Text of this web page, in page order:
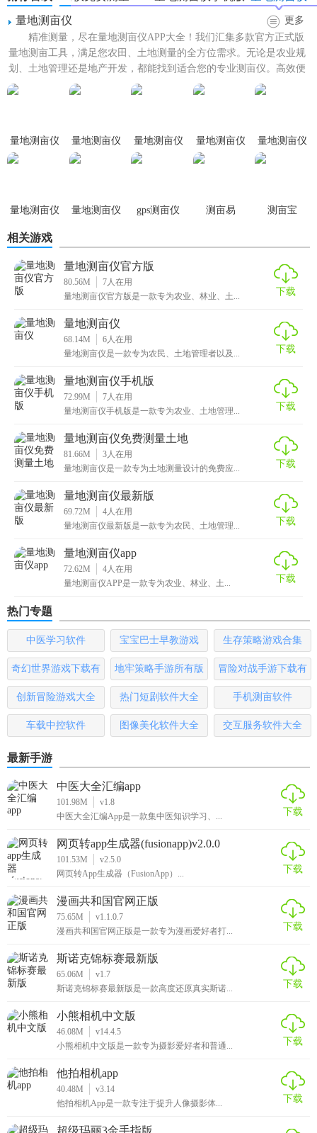
4. 周长计算功能：在测量面积的同时，还可以计算并显示测
量区域的周长。
5. 测量结果导出：支持将测量结果以图片、文本等形式导
出，方便用户进行后续处理和分析。
1. 打开软件并启动GPS定位：确保设备已连接网络并开启GPS
域的边界点，软件将自动根据这些点计算面积和周长。
3. 查看和保存测量结果：完成测量后，软件将显示测量结
果，并支持保存至历史记录中以便后续查看。
4. 导出测量结果：根据需要将测量结果以图片、文本等形式
【量地测亩仪安卓版推荐】
量地测亩仪安卓版以其高精度、多功能、易于操作等特点，
成为了农业、土地管理、地产开发等领域用户进行土地面积
测量的首选工具。无论是专业测量人员还是普通用户，都能
频繁进行土地面积测量的朋友们使用！
量地测亩仪
更多
精准测量，尽在量地测亩仪APP大全！我们汇集多款官方正式版
量地测亩工具，满足您农田、土地测量的全方位需求。无论是农业规
划、土地管理还是地产开发，都能找到适合您的专业测亩仪。高效便
捷，支持多种地形测量，...
量地测亩仪
量地测亩仪
量地测亩仪
量地测亩仪
免费测量土
量地测亩仪
量地测亩仪
量地测亩仪 gps测亩仪 测亩易 测亩宝
相关游戏
量地测亩仪官方版
80.56M 7 人在用
量地测亩仪官方版是一款专为农业、林业、土...
下载
量地测亩仪
68.14M 6 人在用
量地测亩仪是一款专为农民、土地管理者以及...
下载
量地测亩仪手机版
72.99M 7 人在用
量地测亩仪手机版是一款专为农业、土地管理...
下载
量地测亩仪免费测量土地
81.66M 3 人在用
量地测亩仪是一款专为土地测量设计的免费应...
下载
量地测亩仪最新版
69.72M 4 人在用
量地测亩仪最新版是一款专为农民、土地管理...
下载
量地测亩仪app
72.62M 4 人在用
量地测亩仪APP是一款专为农业、林业、土...
下载
热门专题
中医学习软件 宝宝巴士早教游戏 生存策略游戏合集
奇幻世界游戏下载有
哪些
地牢策略手游所有版
本
冒险对战手游下载有
哪些
创新冒险游戏大全 热门短剧软件大全 手机测亩软件
车载中控软件 图像美化软件大全 交互服务软件大全
最新手游
中医大全汇编app
101.98M
v1.8
中医大全汇编App是一款集中医知识学习、...
下载
网页转app生成器(fusionapp)v2.0.0
101.53M
v2.5.0
网页转App生成器（FusionApp）...
下载
漫画共和国官网正版
75.65M
v1.1.0.7
漫画共和国官网正版是一款专为漫画爱好者打...
下载
斯诺克锦标赛最新版
65.06M
v1.7
斯诺克锦标赛最新版是一款高度还原真实斯诺...
下载
小熊相机中文版
46.08M
v14.4.5
小熊相机中文版是一款专为摄影爱好者和普通...
下载
他拍相机app
40.48M
v3.14
他拍相机App是一款专注于提升人像摄影体...
下载
超级玛丽3金手指版